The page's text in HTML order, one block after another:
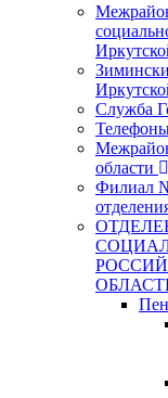
Служба
области
Филиал